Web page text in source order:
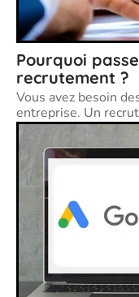
Pourquoi
recrutement ?
Vous avez besoin
entreprise. Un